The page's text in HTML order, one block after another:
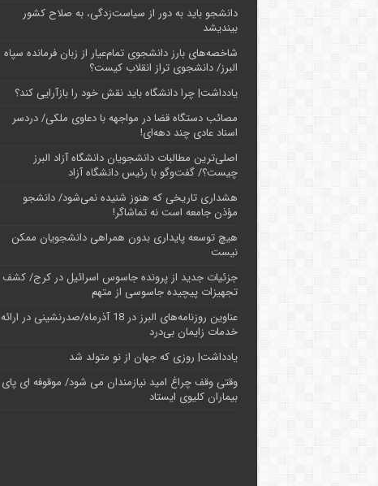
دانشجو باید به دور از سیاست‌زدگی، به صلاح کشور
بیندیشد
شاخصه‌های بارز دانشجوی تمام‌عیار از زبان فرمانده سپاه
البرز/ دانشجوی تراز انقلاب کیست؟
یادداشت| چرا دانشگاه باید نقش خود را بازآرایی کند؟
مصائب دستگاه قضا در مواجهه با دعاوی ملکی/ دردسر
اسناد عادی چند‌ دهه‌ای!
اصلی‌ترین مطالبات دانشجویان دانشگاه آزاد البرز
چیست؟/ گفت‌وگو با رئیس دانشگاه آز‌اد
هشداری تاریخی که هنوز شنیده نمی‌شود/ دانشجو
مؤذن جامعه است نه تماشاگر!
هیچ توسعه پایداری بدون همراهی دانشجویان ممکن
نیست
جزئیات جدید از پرونده جاسوس اسرائیل در کرج/‌ کشف
تجهیزات پیچیده جاسوسی از متهم
عناوین روزنامه‌های البرز در ‌18 آذرماه/صدرنشینی در ارائه
خدمات زایمان بی‌درد
یادداشت| روزی که جهان از نو متولد شد
وقتی وقف چراغ امید نیازمندان می شود/ موقوفه ای پای
بیماران کلیوی ایستاد